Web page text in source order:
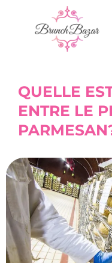
QUELLE
ENTRE LE